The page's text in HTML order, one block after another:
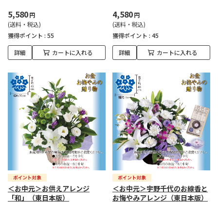
5,580円
(送料・税込)
獲得ポイント : 55
詳細 カートに入れる
4,580円
(送料・税込)
獲得ポイント : 45
詳細 カートに入れる
＜お中元＞お供えアレンジ
「和」（東日本版）
＜お中元＞宇野千代のお線香と
お悔やみアレンジ（東日本版）